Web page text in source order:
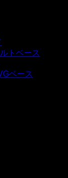
トベース
ベース